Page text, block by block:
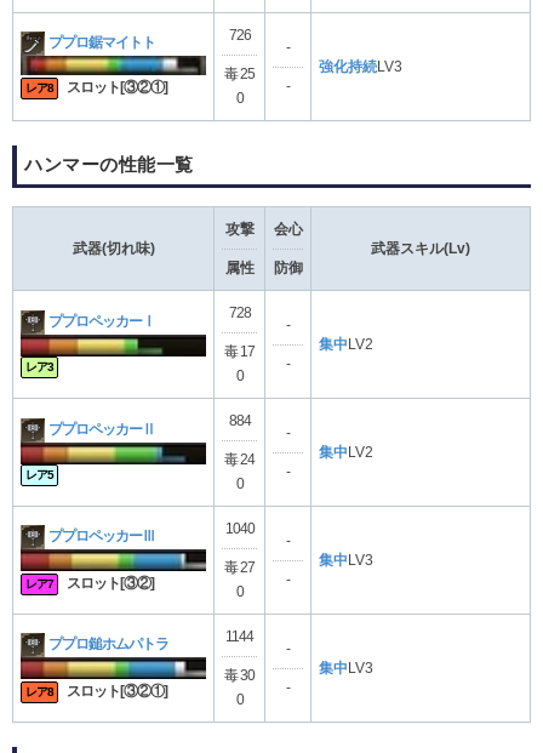
ププロ鋸マイトト
レア8 スロット[③②①]
726
毒 25
0
-
-
強化持続 LV3
ハンマーの性能一覧
武器(切れ味)
攻撃
属性
会心
防御
武器スキル(Lv)
ププロペッカーⅠ
レア3
728
毒 17
0
-
-
集中 LV2
ププロペッカーⅡ
レア5
884
毒 24
0
-
-
集中 LV2
ププロペッカーⅢ
レア7 スロット[③②]
1040
毒 27
0
-
-
集中 LV3
ププロ鎚ホムパトラ
レア8 スロット[③②①]
1144
毒 30
0
-
-
集中 LV3